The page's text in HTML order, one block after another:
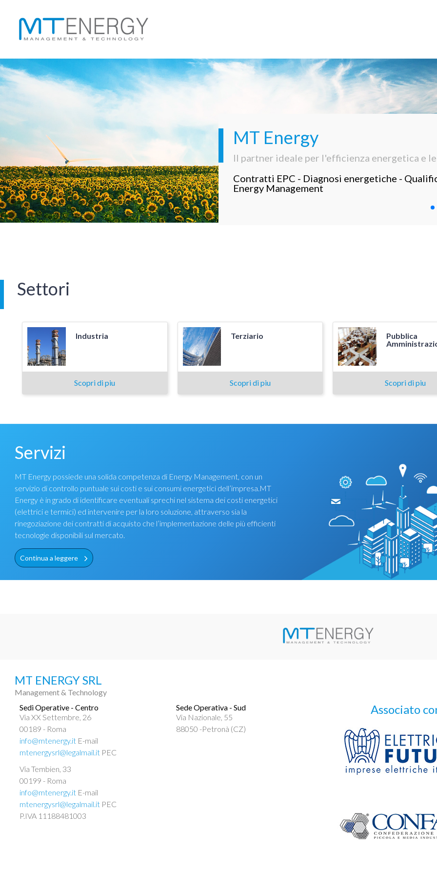
MT Energy
Il partner ideale per l'efficienza energetica e
Contratti EPC - Diagnosi energetiche -
Energy Management
Settori
Industria
Scopri di piu
Terziario
Scopri di piu
Pubblica
Scopri di piu
Servizi
MT Energy possiede una solida competenza di Energy Management, con un
servizio di controllo puntuale sui costi e sui consumi energetici dell’impresa.MT
Energy è in grado di identificare eventuali sprechi nel sistema dei costi energetici
(elettrici e termici) ed intervenire per la loro soluzione, attraverso sia la
rinegoziazione dei contratti di acquisto che l’implementazione delle più efficienti
tecnologie disponibili sul mercato.
Continua a leggere
MT ENERGY SRL
Management & Technology
Sedi Operative - Centro
Via XX Settembre, 26
00189 - Roma
info@mtenergy.it E-mail
mtenergysrl@legalmail.it PEC
Via Tembien, 33
00199 - Roma
info@mtenergy.it E-mail
mtenergysrl@legalmail.it PEC
P.IVA 11188481003
Sede Operativa - Sud
Via Nazionale, 55
88050 -Petronà (CZ)
Associato